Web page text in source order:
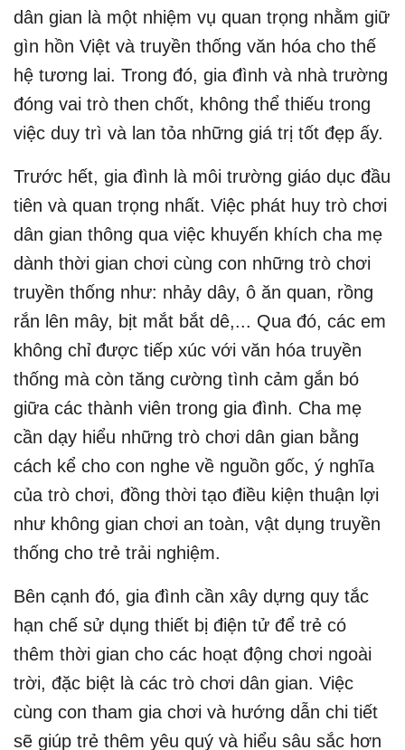
dân gian là một nhiệm vụ quan trọng nhằm giữ
gìn hồn Việt và truyền thống văn hóa cho thế
hệ tương lai. Trong đó, gia đình và nhà trường
đóng vai trò then chốt, không thể thiếu trong
việc duy trì và lan tỏa những giá trị tốt đẹp ấy.
Trước hết, gia đình là môi trường giáo dục đầu
tiên và quan trọng nhất. Việc phát huy trò chơi
dân gian thông qua việc khuyến khích cha mẹ
dành thời gian chơi cùng con những trò chơi
truyền thống như: nhảy dây, ô ăn quan, rồng
rắn lên mây, bịt mắt bắt dê,... Qua đó, các em
không chỉ được tiếp xúc với văn hóa truyền
thống mà còn tăng cường tình cảm gắn bó
giữa các thành viên trong gia đình. Cha mẹ
cần dạy hiểu những trò chơi dân gian bằng
cách kể cho con nghe về nguồn gốc, ý nghĩa
của trò chơi, đồng thời tạo điều kiện thuận lợi
như không gian chơi an toàn, vật dụng truyền
thống cho trẻ trải nghiệm.
Bên cạnh đó, gia đình cần xây dựng quy tắc
hạn chế sử dụng thiết bị điện tử để trẻ có
thêm thời gian cho các hoạt động chơi ngoài
trời, đặc biệt là các trò chơi dân gian. Việc
cùng con tham gia chơi và hướng dẫn chi tiết
sẽ giúp trẻ thêm yêu quý và hiểu sâu sắc hơn